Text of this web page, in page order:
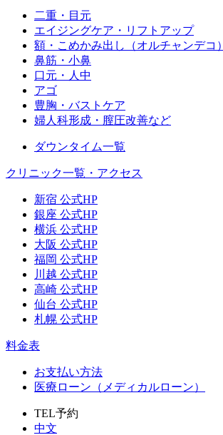
二重・目元
エイジングケア・リフトアップ
額・こめかみ出し（オルチャンデコ）
鼻筋・小鼻
口元・人中
アゴ
豊胸・バストケア
婦人科形成・膣圧改善など
ダウンタイム一覧
クリニック一覧・アクセス
新宿 公式HP
銀座 公式HP
横浜 公式HP
大阪 公式HP
福岡 公式HP
川越 公式HP
高崎 公式HP
仙台 公式HP
札幌 公式HP
料金表
お支払い方法
医療ローン（メディカルローン）
TEL予約
中文